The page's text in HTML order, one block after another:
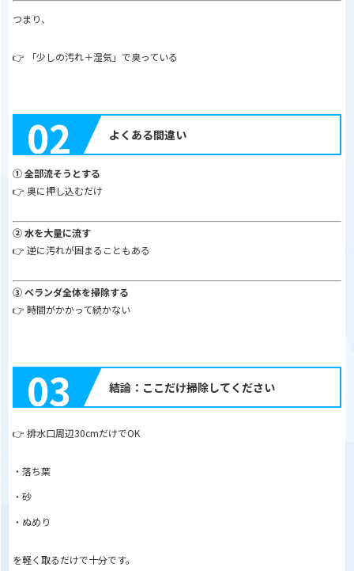
つまり、
👉 「少しの汚れ＋湿気」で臭っている
02 よくある間違い
① 全部流そうとする
👉 奥に押し込むだけ
② 水を大量に流す
👉 逆に汚れが固まることもある
③ ベランダ全体を掃除する
👉 時間がかかって続かない
03 結論：ここだけ掃除してください
👉 排水口周辺30cmだけでOK
・落ち葉
・砂
・ぬめり
を軽く取るだけで十分です。